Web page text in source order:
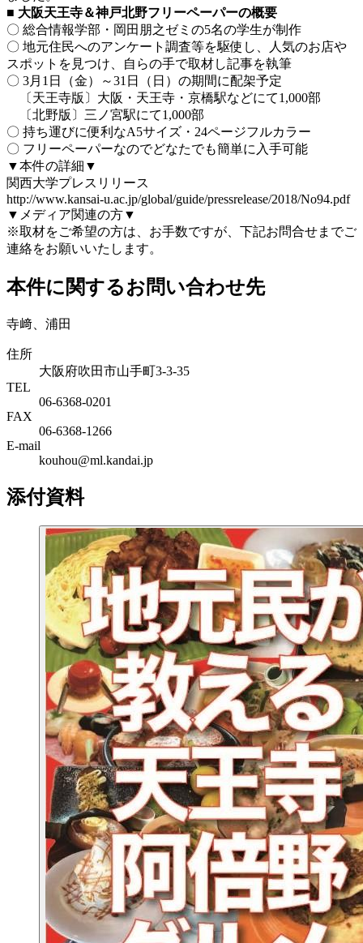
■ 大阪天王寺＆神戸北野フリーペーパーの概要
〇 総合情報学部・岡田朋之ゼミの5名の学生が制作
〇 地元住民へのアンケート調査等を駆使し、人気のお店や
スポットを見つけ、自らの手で取材し記事を執筆
〇 3月1日（金）～31日（日）の期間に配架予定
〔天王寺版〕大阪・天王寺・京橋駅などにて1,000部
〔北野版〕三ノ宮駅にて1,000部
〇 持ち運びに便利なA5サイズ・24ページフルカラー
〇 フリーペーパーなのでどなたでも簡単に入手可能
▼本件の詳細▼
関西大学プレスリリース
http://www.kansai-u.ac.jp/global/guide/pressrelease/2018/No94.pdf
▼メディア関連の方▼
※取材をご希望の方は、お手数ですが、下記お問合せまでご
連絡をお願いいたします。
本件に関するお問い合わせ先
寺﨑、浦田
住所
大阪府吹田市山手町3-3-35
TEL
06-6368-0201
FAX
06-6368-1266
E-mail
kouhou@ml.kandai.jp
添付資料